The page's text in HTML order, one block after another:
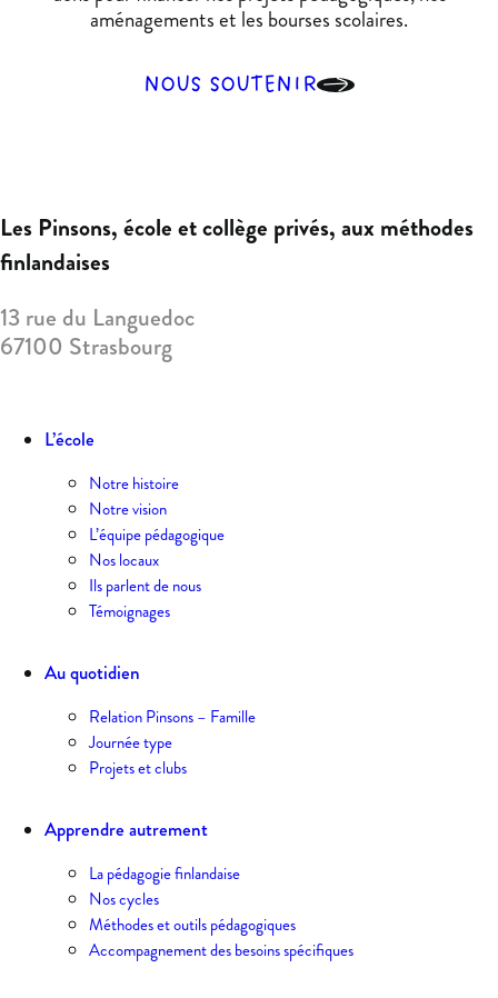
aménagements et les bourses scolaires.
NOUS SOUTENIR
Les Pinsons, école et collège privés, aux méthodes
finlandaises
13 rue du Languedoc
67100 Strasbourg
L’école
Notre histoire
Notre vision
L’équipe pédagogique
Nos locaux
Ils parlent de nous
Témoignages
Au quotidien
Relation Pinsons – Famille
Journée type
Projets et clubs
Apprendre autrement
La pédagogie finlandaise
Nos cycles
Méthodes et outils pédagogiques
Accompagnement des besoins spécifiques